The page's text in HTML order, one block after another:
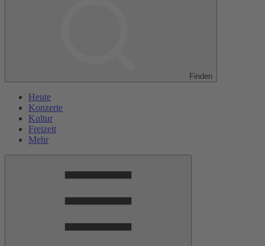
Finden
Heute
Konzerte
Kultur
Freizeit
Mehr